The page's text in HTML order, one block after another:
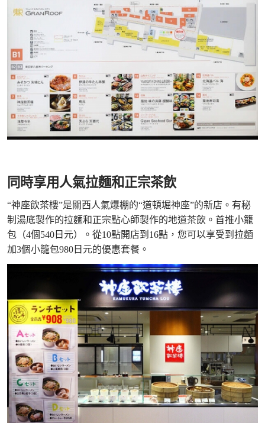
同時享用人氣拉麵和正宗茶飲
“神座飲茶樓”是關西人氣爆棚的“道頓堀神座”的新店。有秘
制湯底製作的拉麵和正宗點心師製作的地道茶飲。首推小籠
包（4個540日元）。從10點開店到16點，您可以享受到拉麵
加3個小籠包980日元的優惠套餐。